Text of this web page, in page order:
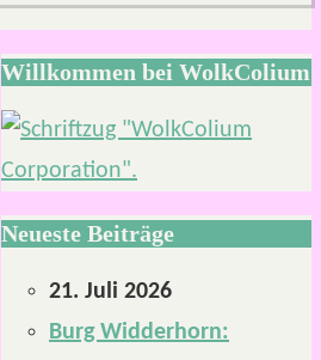
Willkommen bei WolkColium
Neueste Beiträge
21. Juli 2026
Burg Widderhorn: